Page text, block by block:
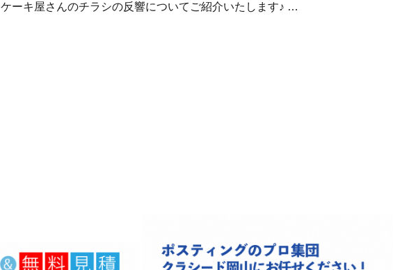
ケーキ屋さんのチラシの反響についてご紹介いたします♪ …
会社名 クラシード岡山
代表 近藤都記子